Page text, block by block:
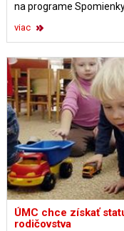
na programe Spomienky
viac
ÚMC chce získať
rodičovstva